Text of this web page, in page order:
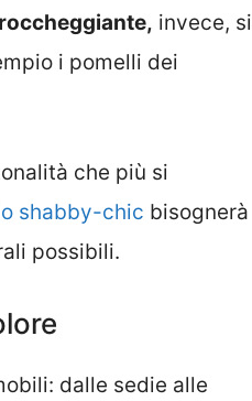
invece, si
i pomelli dei
che più si
shabby-chic bisognerà
possibili.
dalle sedie alle